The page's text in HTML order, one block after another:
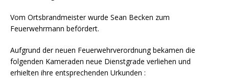
Vom Ortsbrandmeister wurde Sean Becken zum
Feuerwehrmann befördert.
Aufgrund der neuen Feuerwehrverordnung bekamen die
folgenden Kameraden neue Dienstgrade verliehen und
erhielten ihre entsprechenden Urkunden :